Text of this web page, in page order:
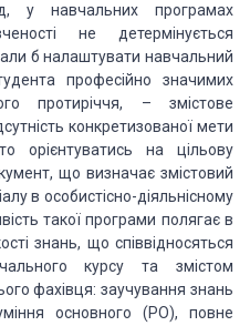
у навчальних програмах
не детермінується
б налаштувати навчальний
професійно значимих
протиріччя, – змістове
конкретизованої мети
орієнтуватись на цільову
що визначає змістовий
в особистісно-діяльнісному
такої програми полягає в
знань, що співвідносяться
курсу та змістом
фахівця: заучування знань
основного (РО), повне